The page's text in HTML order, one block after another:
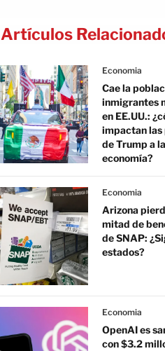
Artículos
Economia
Cae la
inmigrantes
en EE.UU.:
impactan
de Trump a la
economía?
Economia
Arizona
mitad de
de SNAP:
estados?
Economia
OpenAI es
con $3.2